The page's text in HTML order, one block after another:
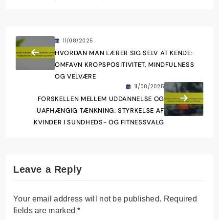
11/08/2025
HVORDAN MAN LÆRER SIG SELV AT KENDE:
OMFAVN KROPSPOSITIVITET, MINDFULNESS
OG VELVÆRE
11/08/2025
FORSKELLEN MELLEM UDDANNELSE OG
UAFHÆNGIG TÆNKNING: STYRKELSE AF
KVINDER I SUNDHEDS- OG FITNESSVALG
Leave a Reply
Your email address will not be published. Required
fields are marked*